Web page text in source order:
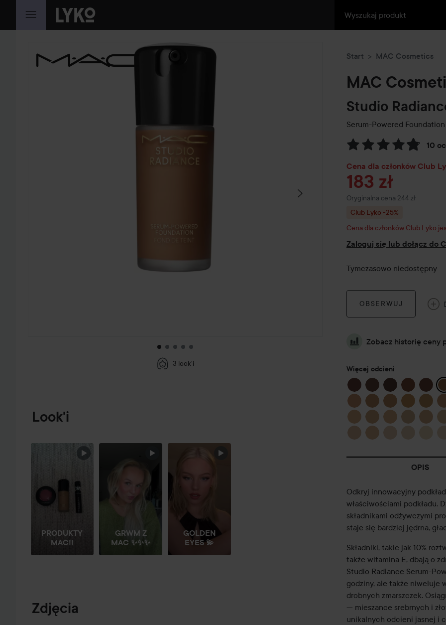
PRZEJDŹ DO TREŚCI
POMIŃ SEKCJĘ
3 look'i
Look'i
POMIŃ SEKCJĘ
PRODUKTY
MAC!!
GRWM Z
MAC ✨✨✨
GOLDEN
EYES 💫
Zdjęcia
Start MAC Cosmetics
MAC
Studio
Serum-Powered Foundation
10
Przejdź do Recenzje i
Cena dla członków Club
183 zł
Oryginalna cena 244 zł
Cena regularna 244 zł
Club Lyko -25%
Cena dla członków Club Lyko
Zaloguj się lub dołącz do
Tymczasowo niedostępny
OBSERWUJ
Zobacz historię ceny
Więcej odcieni
OPIS
Odkryj innowacyjny
właściwościami podkładu.
składnikami odżywczymi
staje się bardziej jędrna,
Składniki, takie jak 10%
także witamina E, dbają o
Studio Radiance Serum-
godziny, ale także niweluje
drobnych zmarszczek.
— mieszance srebrnych i
unikalnych odcieni jasnej i